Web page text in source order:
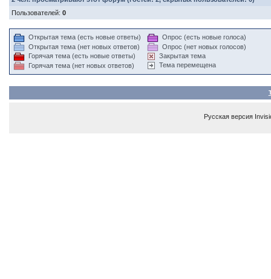
Пользователей: 0
Открытая тема (есть новые ответы)
Открытая тема (нет новых ответов)
Горячая тема (есть новые ответы)
Горячая тема (нет новых ответов)
Опрос (есть новые голоса)
Опрос (нет новых голосов)
Закрытая тема
Тема перемещена
Русская версия